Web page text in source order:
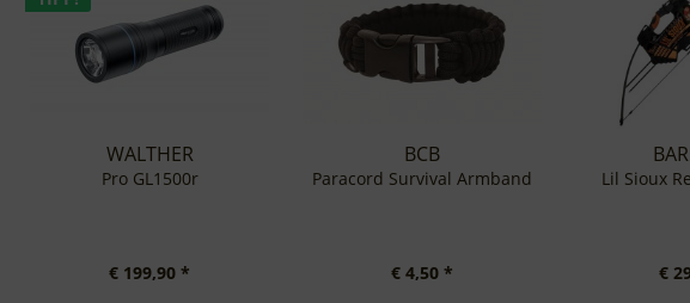
WALTHER
Pro GL1500r
€ 199,90 *
BCB
Paracord Survival Armband
€ 4,50 *
Lil Sioux
€